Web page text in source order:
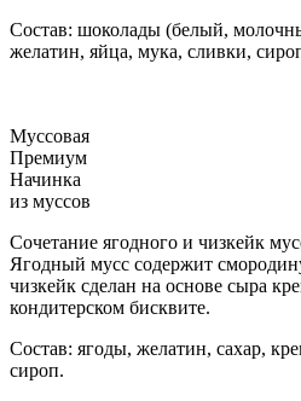
Состав: шоколады (белый,
желатин, яйца, мука, сливки,
Муссовая
Премиум
Начинка
из муссов
Сочетание ягодного и чизкейк
Ягодный мусс содержит
чизкейк сделан на основе сыра
кондитерском бисквите.
Состав: ягоды, желатин, сахар,
сироп.